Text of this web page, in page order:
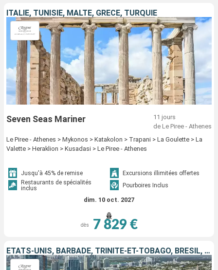
ITALIE, TUNISIE, MALTE, GRÈCE, TURQUIE
Seven Seas Mariner
11 jours
de Le Piree - Athenes
Le Piree - Athenes > Mykonos > Katakolon > Trapani > La Goulette > La
Valette > Heraklion > Kusadasi > Le Piree - Athenes
Jusqu'à 45% de remise
Excursions illimitées offertes
Restaurants de spécialités
inclus
Pourboires Inclus
dim. 10 oct. 2027
dès 7 829 €
ÉTATS-UNIS, BARBADE, TRINITÉ-ET-TOBAGO, BRÉSIL, GRENADE, PORTO RICO